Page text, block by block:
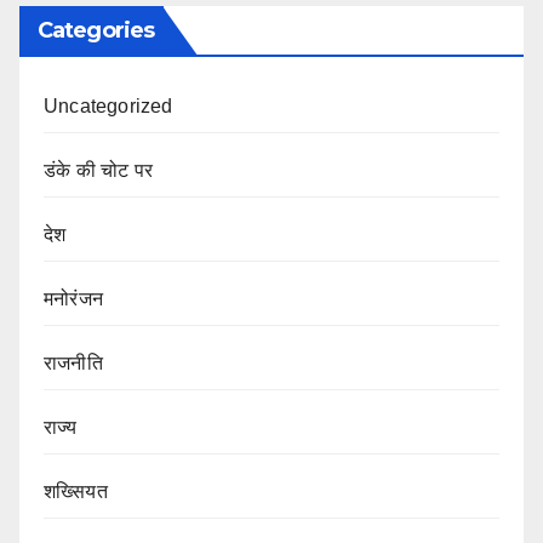
Categories
Uncategorized
डंके की चोट पर
देश
मनोरंजन
राजनीति
राज्य
शख्सियत